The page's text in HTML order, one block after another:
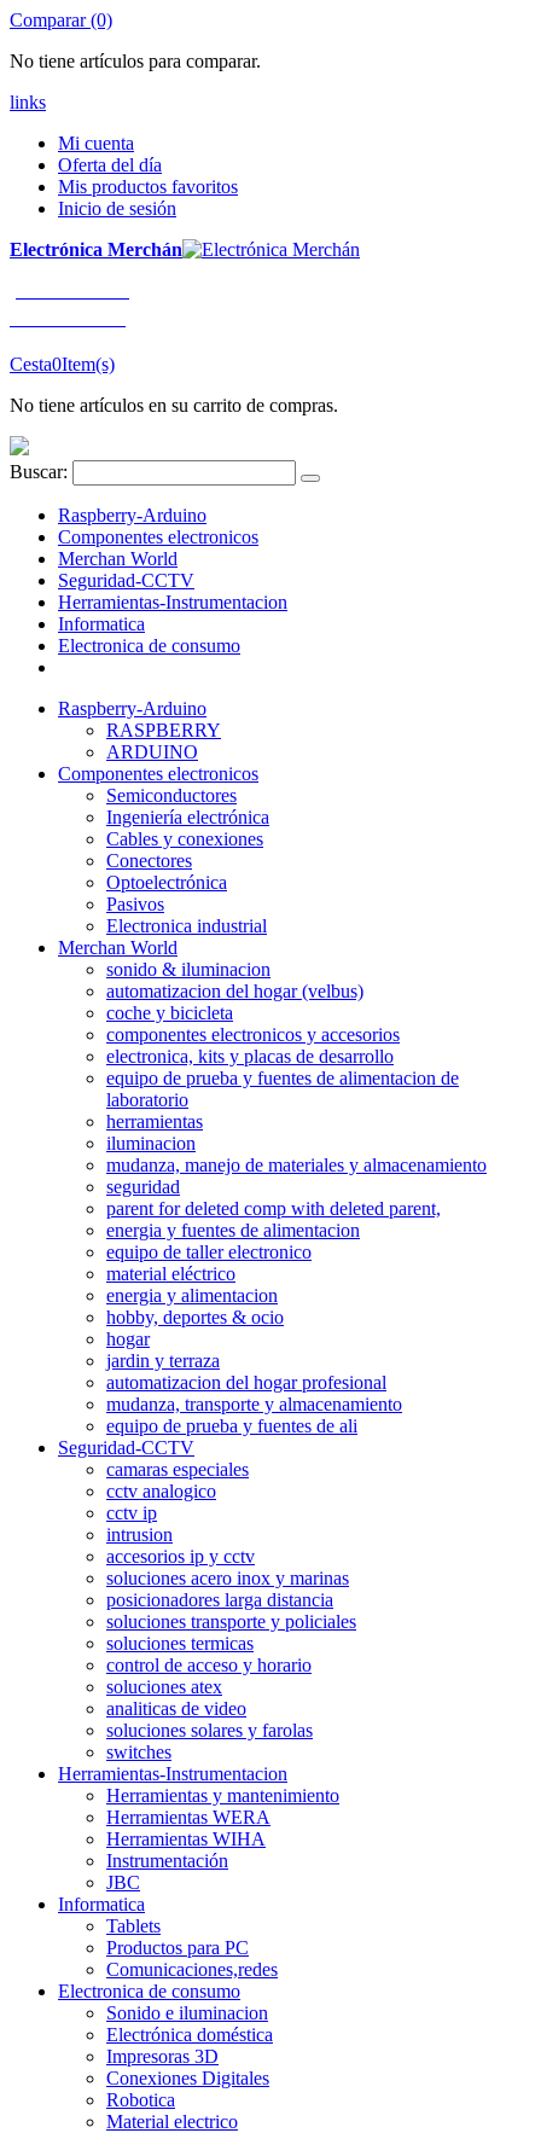
Comparar (0)
No tiene artículos para comparar.
links
Mi cuenta
Oferta del día
Mis productos favoritos
Inicio de sesión
Electrónica Merchán
Cesta0Item(s)
No tiene artículos en su carrito de compras.
Buscar:
Raspberry-Arduino
Componentes electronicos
Merchan World
Seguridad-CCTV
Herramientas-Instrumentacion
Informatica
Electronica de consumo
Raspberry-Arduino
RASPBERRY
ARDUINO
Componentes electronicos
Semiconductores
Ingeniería electrónica
Cables y conexiones
Conectores
Optoelectrónica
Pasivos
Electronica industrial
Merchan World
sonido & iluminacion
automatizacion del hogar (velbus)
coche y bicicleta
componentes electronicos y accesorios
electronica, kits y placas de desarrollo
equipo de prueba y fuentes de alimentacion de
laboratorio
herramientas
iluminacion
mudanza, manejo de materiales y almacenamiento
seguridad
parent for deleted comp with deleted parent,
energia y fuentes de alimentacion
equipo de taller electronico
material eléctrico
energia y alimentacion
hobby, deportes & ocio
hogar
jardin y terraza
automatizacion del hogar profesional
mudanza, transporte y almacenamiento
equipo de prueba y fuentes de ali
Seguridad-CCTV
camaras especiales
cctv analogico
cctv ip
intrusion
accesorios ip y cctv
soluciones acero inox y marinas
posicionadores larga distancia
soluciones transporte y policiales
soluciones termicas
control de acceso y horario
soluciones atex
analiticas de video
soluciones solares y farolas
switches
Herramientas-Instrumentacion
Herramientas y mantenimiento
Herramientas WERA
Herramientas WIHA
Instrumentación
JBC
Informatica
Tablets
Productos para PC
Comunicaciones,redes
Electronica de consumo
Sonido e iluminacion
Electrónica doméstica
Impresoras 3D
Conexiones Digitales
Robotica
Material electrico